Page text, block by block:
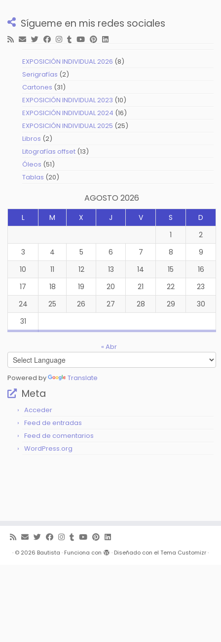
Sígueme en mis redes sociales
EXPOSICIÓN INDIVIDUAL 2026 88
Serigrafías 22
Cartones 3131
productos
EXPOSICIÓN INDIVIDUAL 2023 1010
productos
EXPOSICIÓN INDIVIDUAL 2024 1616
productos
EXPOSICIÓN INDIVIDUAL 2025 2525
Libros 22
productos
Litografías offset 1313
Óleos 5151
productos
Tablas 2020
AGOSTO 2026
L M X J V S
D
1
2
3
4 5 6 7 8
9
10
11 12 13 14 15
16
17
18 19 20 21 22
23
24
25 26 27 28 29
30
31
« Abr
Powered by Translate
Meta
Acceder
Feed de entradas
Feed de comentarios
WordPress.org
· © 2026 Bautista · Funciona con · Diseñado con el Tema Customizr·